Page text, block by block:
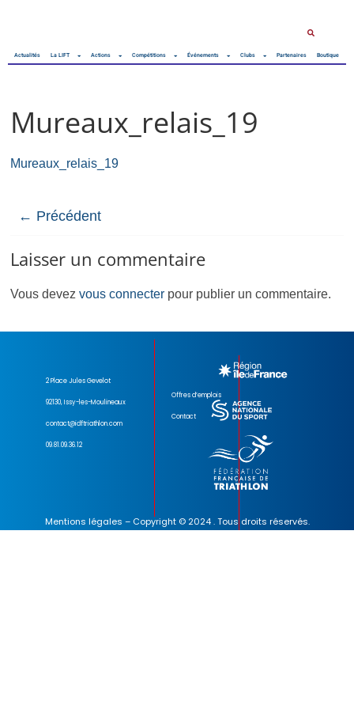
Actualités La LIFT Actions Compétitions Événements Clubs Partenaires Boutique
Mureaux_relais_19
Mureaux_relais_19
← Précédent
Laisser un commentaire
Vous devezvous connecter pour publier un commentaire.
2 Place Jules Gevelot
92130, Issy-les-Moulineaux
contact@idftriathlon.com
09.81.09.36.12
Offres d’emplois
Contact
Mentions légales – Copyright © 2024 . Tous droits réservés.